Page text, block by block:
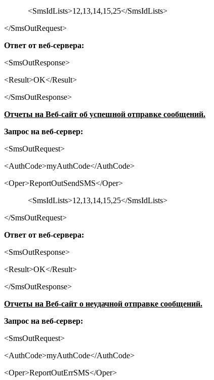
<SmsIdLists>12,13,14,15,25</SmsIdLists>
</SmsOutRequest>
Ответ от веб-сервера:
<SmsOutResponse>
<Result>OK</Result>
</SmsOutResponse>
Отчеты на Веб-сайт об успешной отправке сообщений.
Запрос на веб-сервер:
<SmsOutRequest>
<AuthCode>myAuthCode</AuthCode>
<Oper>ReportOutSendSMS</Oper>
<SmsIdLists>12,13,14,15,25</SmsIdLists>
</SmsOutRequest>
Ответ от веб-сервера:
<SmsOutResponse>
<Result>OK</Result>
</SmsOutResponse>
Отчеты на Веб-сайт о неудачной отправке сообщений.
Запрос на веб-сервер:
<SmsOutRequest>
<AuthCode>myAuthCode</AuthCode>
<Oper>ReportOutErrSMS</Oper>